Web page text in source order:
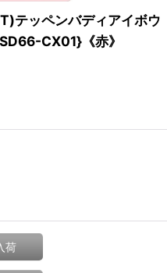
テッペンバディアイボウ
CX01}《赤》
荷